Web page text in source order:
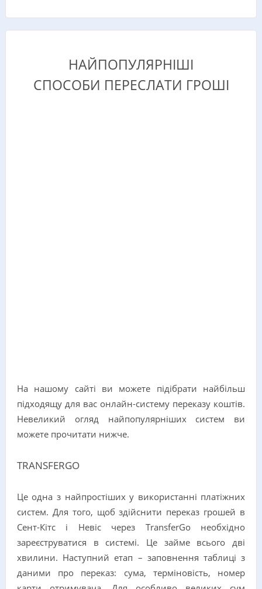
НАЙПОПУЛЯРНІШІ
СПОСОБИ ПЕРЕСЛАТИ ГРОШІ
На нашому сайті ви можете підібрати найбільш
підходящу для вас онлайн-систему переказу коштів.
Невеликий огляд найпопулярніших систем ви
можете прочитати нижче.
TRANSFERGO
Це одна з найпростіших у використанні платіжних
систем. Для того, щоб здійснити переказ грошей в
Сент-Кітс і Невіс через TransferGo необхідно
зареєструватися в системі. Це займе всього дві
хвилини. Наступний етап – заповнення таблиці з
даними про переказ: сума, терміновість, номер